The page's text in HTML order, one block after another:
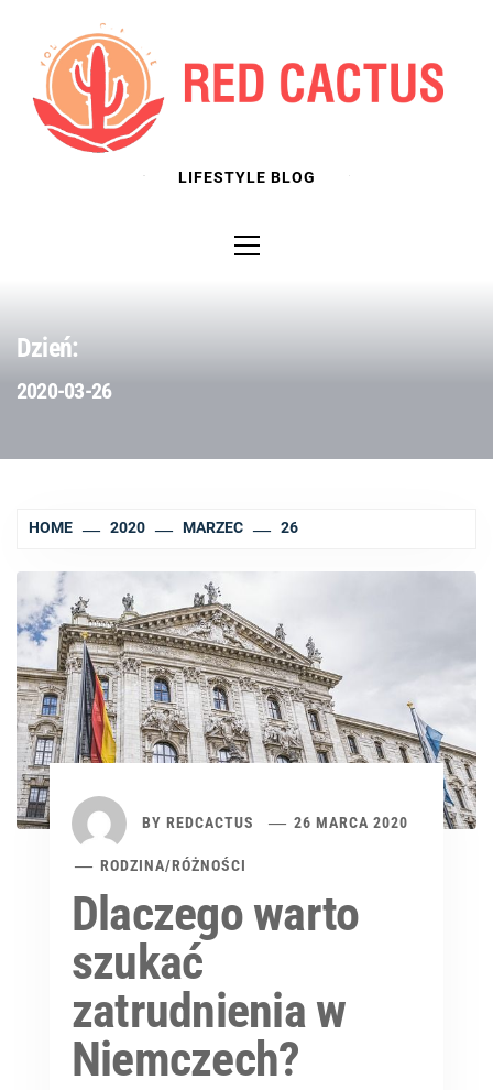
content
LIFESTYLE BLOG
Menu
Dzień:
2020-03-26
HOME 2020 MARZEC 26
BY REDCACTUS 26 MARCA 2020
RODZINA/RÓŻNOŚCI
Dlaczego warto
szukać
zatrudnienia w
Niemczech?